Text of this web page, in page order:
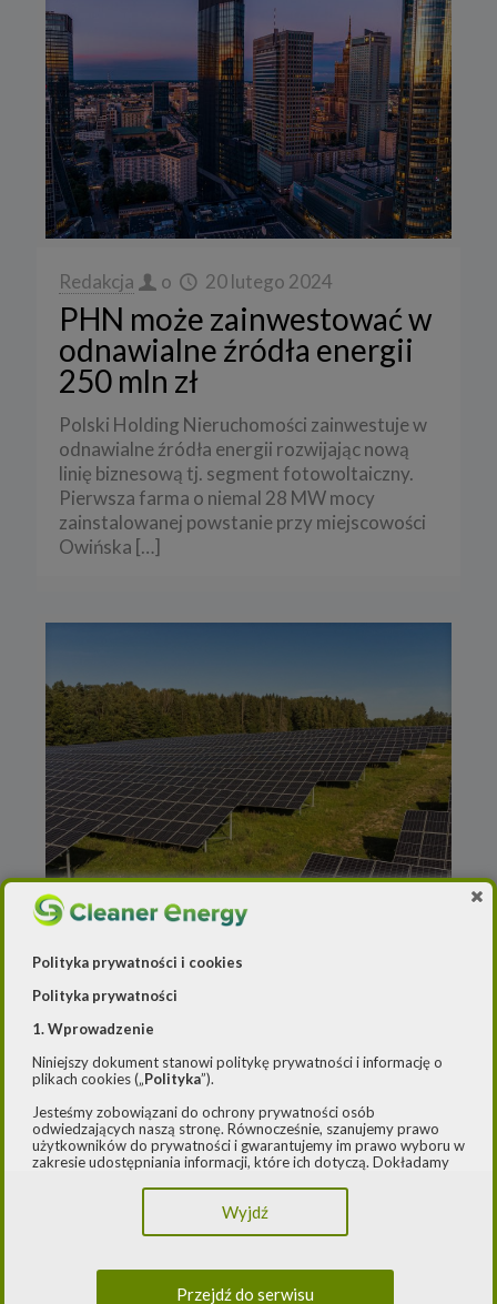
Redakcja o 20 lutego 2024
PHN może zainwestować w
odnawialne źródła energii
250 mln zł
Polski Holding Nieruchomości zainwestuje w
odnawialne źródła energii rozwijając nową
linię biznesową tj. segment fotowoltaiczny.
Pierwsza farma o niemal 28 MW mocy
zainstalowanej powstanie przy miejscowości
Owińska […]
Redakcja o 31 stycznia 2024
Duński deweloper Better
Energy ma piątą farmę
solarną w Polsce
Better Energy Poland podłączył do sieci
wielkoskalową farmę fotowoltaiczną PV
Krapkowice o 28 MW mocy zainstalowanej.
Tym samym duński deweloper i niezależny
producent energii ma w[…]
Polityka prywatności i cookies
Polityka prywatności
1. Wprowadzenie
Niniejszy dokument stanowi politykę prywatności i informację o
plikach cookies („Polityka”).
Jesteśmy zobowiązani do ochrony prywatności osób
odwiedzających naszą stronę. Równocześnie, szanujemy prawo
użytkowników do prywatności i gwarantujemy im prawo wyboru w
zakresie udostępniania informacji, które ich dotyczą. Dokładamy
przepisami, w szczególności rozporządzeniem Parlamentu
Europejskiego i Rady (UE) 2016/979 z dnia 27 kwietnia 2016 r. w
10 maja 2018 roku o ochronie danych osobowych („
Wyjdź
Przejdź do serwisu